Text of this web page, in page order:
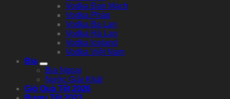
Vodka Đan Mạch
Vodka Pháp
Vodka Ba Lan
Vodka Hà Lan
Vodka Iceland
Vodka Việt Nam
Bia
Bia Ngoại
Nước Giải Khát
Giỏ Quà Tết 2026